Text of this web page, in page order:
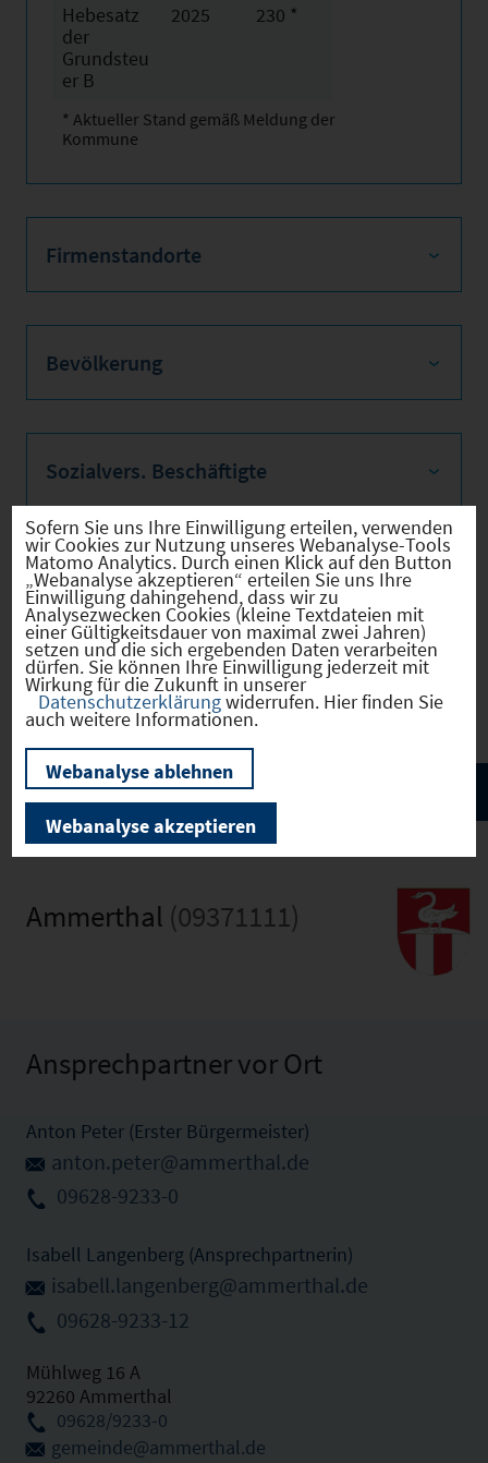
Hebesatz
der
Grundsteu
er B
2025 230 *
* Aktueller Stand gemäß Meldung der
Kommune
Firmenstandorte
Bevölkerung
Sozialvers. Beschäftigte
Verkehrsinfrastruktur
Kommunale Infrastruktur
Ammerthal (09371111)
Ansprechpartner vor Ort
Anton Peter (Erster Bürgermeister)
anton.peter@ammerthal.de
09628-9233-0
Isabell Langenberg (Ansprechpartnerin)
isabell.langenberg@ammerthal.de
09628-9233-12
Mühlweg 16 A
92260 Ammerthal
09628/9233-0
gemeinde@ammerthal.de
Sofern Sie uns Ihre Einwilligung erteilen, verwenden
wir Cookies zur Nutzung unseres Webanalyse-Tools
Matomo Analytics. Durch einen Klick auf den Button
„Webanalyse akzeptieren“ erteilen Sie uns Ihre
Einwilligung dahingehend, dass wir zu
Analysezwecken Cookies (kleine Textdateien mit
einer Gültigkeitsdauer von maximal zwei Jahren)
setzen und die sich ergebenden Daten verarbeiten
dürfen. Sie können Ihre Einwilligung jederzeit mit
Wirkung für die Zukunft in unserer
Datenschutzerklärungwiderrufen. Hier finden Sie
auch weitere Informationen.
Webanalyse ablehnen
Webanalyse akzeptieren